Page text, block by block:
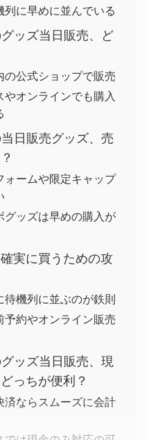
列に早めに並んでいる
ッズ当日販売、ど
の公式ショップで販売
やオンラインでも購入
日販売グッズ、売
ォームや限定キャップ
グッズは早めの購入が
実に買うための攻
待機列に並ぶのが鉄則
予約やオンライン販売
ッズ当日販売、現
っちが便利？
済ならスムーズに会計